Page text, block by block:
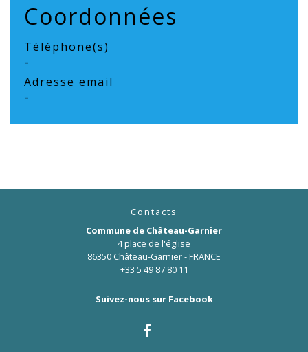
Coordonnées
Téléphone(s)
-
Adresse email
-
Contacts
Commune de Château-Garnier
4 place de l'église
86350 Château-Garnier - FRANCE
+33 5 49 87 80 11
Suivez-nous sur Facebook